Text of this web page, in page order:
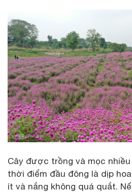
Cây được trồng và mọc
thời điểm đầu đông là dịp
ít và nắng không quá quắt.